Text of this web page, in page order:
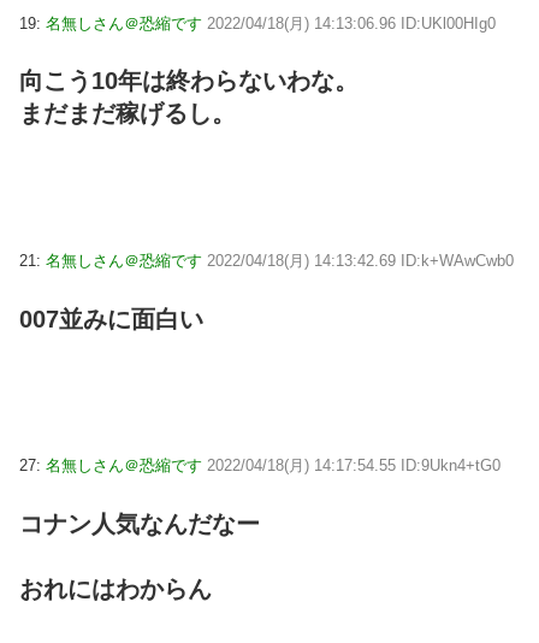
19: 名無しさん＠恐縮です 2022/04/18(月) 14:13:06.96 ID:UKl00HIg0
向こう10年は終わらないわな。
まだまだ稼げるし。
21: 名無しさん＠恐縮です 2022/04/18(月) 14:13:42.69 ID:k+WAwCwb0
007並みに面白い
27: 名無しさん＠恐縮です 2022/04/18(月) 14:17:54.55 ID:9Ukn4+tG0
コナン人気なんだなー
おれにはわからん